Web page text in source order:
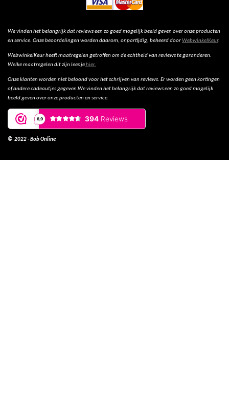
We vinden het belangrijk dat reviews een zo goed mogelijk beeld geven over onze producten
en service. Onze beoordelingen worden daarom, onpartijdig, beheerd doorWebwinkelKeur.
WebwinkelKeur heeft maatregelen getroffen om de echtheid van reviews te garanderen.
Welke maatregelen dit zijn lees jehier.
Onze klanten worden niet beloond voor het schrijven van reviews. Er worden geen kortingen
of andere cadeautjes gegeven.We vinden het belangrijk dat reviews een zo goed mogelijk
beeld geven over onze producten en service.
© 2022 - Bob Online